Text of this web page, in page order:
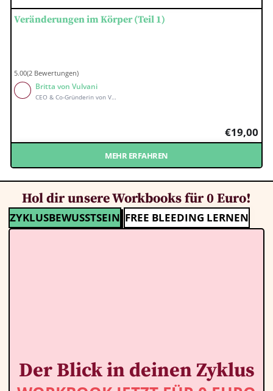
Veränderungen im Körper (Teil 1)
5.00(2 Bewertungen)
Britta von Vulvani
CEO & Co-Gründerin von Vulvani
€19,00
MEHR ERFAHREN
Hol dir unsere Workbooks für 0 Euro!
ZYKLUSBEWUSSTSEIN FREE BLEEDING LERNEN
Der Blick in deinen Zyklus